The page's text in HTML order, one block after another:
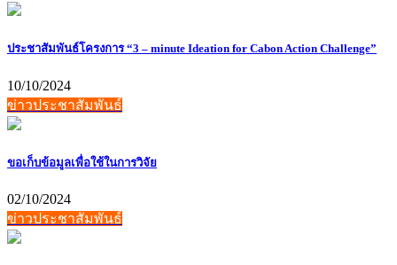
ประชาสัมพันธ์โครงการ “3 – minute Ideation for Cabon Action Challenge”
10/10/2024
ข่าวประชาสัมพันธ์
ขอเก็บข้อมูลเพื่อใช้ในการวิจัย
02/10/2024
ข่าวประชาสัมพันธ์